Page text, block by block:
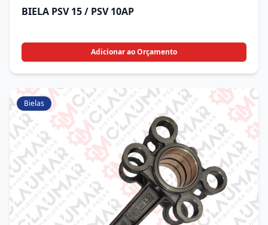
BIELA PSV 15 / PSV 10AP
Adicionar ao Orçamento
Bielas